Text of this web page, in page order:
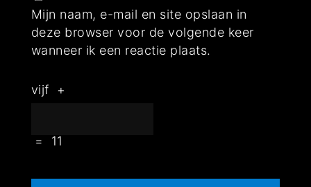
Mijn naam, e-mail en site opslaan in
deze browser voor de volgende keer
wanneer ik een reactie plaats.
vijf +
= 11